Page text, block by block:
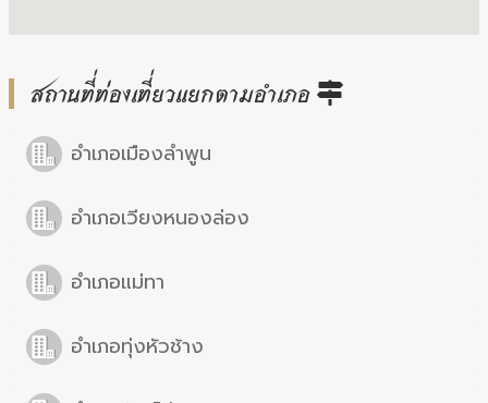
สถานที่ท่องเที่ยวแยกตามอำเภอ
อำเภอเมืองลำพูน
อำเภอเวียงหนองล่อง
อำเภอแม่ทา
อำเภอทุ่งหัวช้าง